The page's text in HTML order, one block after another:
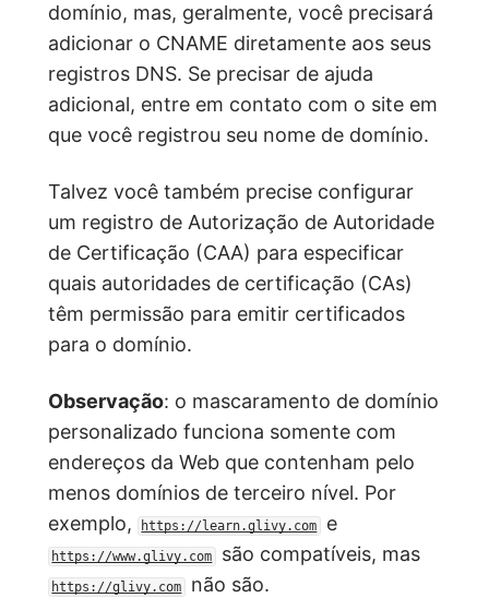
domínio, mas, geralmente, você precisará
adicionar o CNAME diretamente aos seus
registros DNS. Se precisar de ajuda
adicional, entre em contato com o site em
que você registrou seu nome de domínio.
Talvez você também precise configurar
um registro de Autorização de Autoridade
de Certificação (CAA) para especificar
quais autoridades de certificação (CAs)
têm permissão para emitir certificados
para o domínio.
Observação: o mascaramento de domínio
personalizado funciona somente com
endereços da Web que contenham pelo
menos domínios de terceiro nível. Por
exemplo,
https://learn.glivy.com e
https://www.glivy.com são compatíveis, mas
https://glivy.com não são.